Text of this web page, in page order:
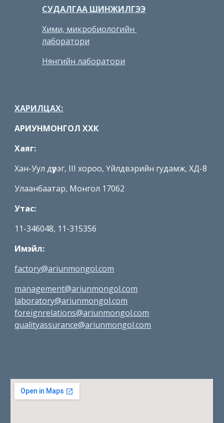
СУДАЛГАА ШИНЖИЛГЭЭ
Хими, микробиологийн
лаборатори
Нянгийн лаборатори
ХАРИЛЦАХ:
АРИУНМОНГОЛ ХХК
Хаяг:
Хан-Уул дүүрэг, III хороо, Үйлдвэрийн гудамж, ХД-8
Улаанбаатар, Монгол 17062
Утас:
11-346048, 11-315356
Имэйл:
factory@ariunmongol.com
management@ariunmongol.com
laboratory@ariunmongol.com
foreignrelations@ariunmongol.com
qualityassurance@ariunmongol.com